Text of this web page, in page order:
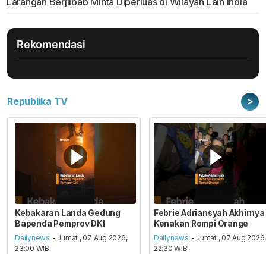
Rekomendasi
Republika TV >
Kebakaran Landa Gedung
Bapenda Pemprov DKI
Dailynews - Jumat , 07 Aug 2026,
23:00 WIB
Febrie Adriansyah Akhirnya
Kenakan Rompi Orange
Dailynews - Jumat , 07 Aug 2026,
22:30 WIB